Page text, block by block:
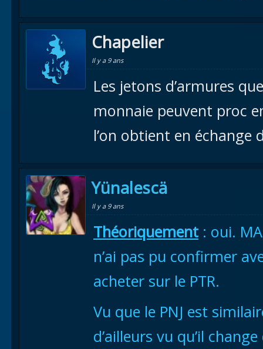
Chapelier
Il y a 9 ans
Les jetons d’armures
monnaie peuvent proc
l’on obtient en échange
Yünalescä
Il y a 9 ans
Théoriquement : oui.
n’ai pas pu confirmer
acheter sur le PTR.
Vu que le PNJ est
d’ailleurs vu qu’il